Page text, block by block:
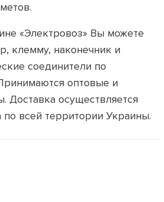
«Электровоз» Вы можете
клемму, наконечник и
соединители по
оптовые и
Доставка осуществляется
всей территории Украины.